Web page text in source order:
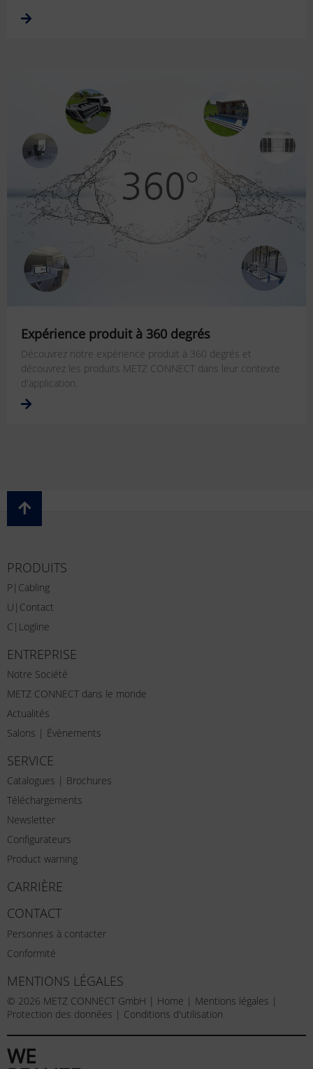
Expérience produit à 360 degrés
Découvrez notre expérience produit à 360 degrés et
découvrez les produits METZ CONNECT dans leur contexte
d'application.
PRODUITS
P|Cabling
U|Contact
C|Logline
ENTREPRISE
Notre Société
METZ CONNECT dans le monde
Actualités
Salons | Évènements
SERVICE
Catalogues | Brochures
Téléchargements
Newsletter
Configurateurs
Product warning
CARRIÈRE
CONTACT
Personnes à contacter
Conformité
MENTIONS LÉGALES
© 2026 METZ CONNECT GmbH | Home | Mentions légales |
Protection des données | Conditions d'utilisation
WE